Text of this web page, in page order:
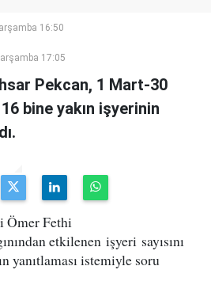
16:50
17:05
Pekcan, 1 Mart-30
bine yakın işyerinin
Ömer Fethi
etkilenen işyeri sayısını
yanıtlaması istemiyle soru